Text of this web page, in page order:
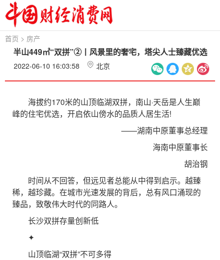
首页 > 房产
半山449㎡“双拼”②丨风景里的奢宅，塔尖人士臻藏优选
2022-06-10 16:03:58 北京
海拔约170米的山顶临湖双拼，南山·天岳是人生巅
峰的住宅优选，开启依山傍水的品质人居生活!
——湖南中原董事总经理
海南中原董事长
胡治钢
时间从不回答，但远见者总能从中得到启示。越臻
稀，越珍藏。在城市光速发展的背后，总有风口涌现的
臻品，致敬伟大时代的同路人。
长沙双拼存量创新低
✦
山顶临湖“双拼”不可多得